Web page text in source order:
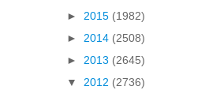
► 2015 (1982)
► 2014 (2508)
► 2013 (2645)
▼ 2012 (2736)